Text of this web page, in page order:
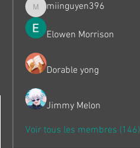
miinguyen396
miinguyen396
Elowen Morrison
Dorable yong
Jimmy Melon
Voir tous les membres (146)